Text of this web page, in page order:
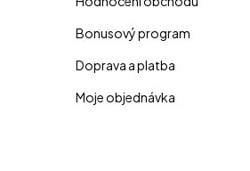
Bonusový program
Doprava a platba
Moje objednávka